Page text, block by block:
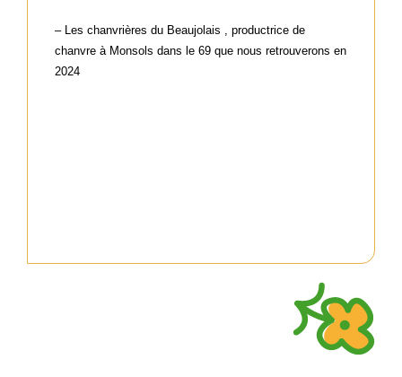
– Les chanvrières du Beaujolais , productrice de
chanvre à Monsols dans le 69 que nous retrouverons en
2024